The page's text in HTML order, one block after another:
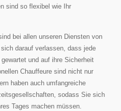
sind so flexibel wie Ihr
bei allen unseren Diensten von
darauf verlassen, dass jede
und auf ihre Sicherheit
Chauffeure sind nicht nur
haben auch umfangreiche
sodass Sie sich
Tages machen müssen.